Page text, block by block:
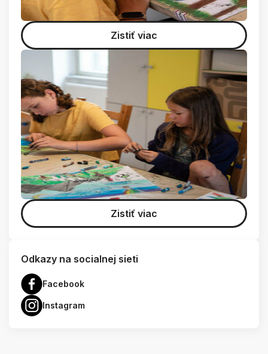
Zistiť viac
Zistiť viac
Odkazy na socialnej sieti
Facebook
Instagram